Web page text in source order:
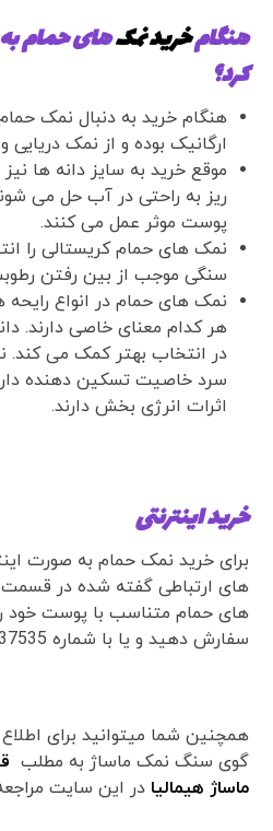
هنگامخرید نمکهای حمام به
کرد؟
هنگام خرید به دنبال نمک
ارگانیک بوده و از نمک
موقع خرید به سایز دانه ها
ریز به راحتی در آب حل می
پوست موثر عمل می کنند.
نمک های حمام کریستالی را
سنگی موجب از بین رفتن
نمک های حمام در انواع رایحه
هر کدام معنای خاصی دارند.
در انتخاب بهتر کمک می
سرد خاصیت تسکین دهنده
اثرات انرژی بخش دارند.
خرید اینترنتی
برای خرید نمک حمام به صورت
های ارتباطی گفته شده در قسمت
های حمام متناسب با پوست خود
سفارش دهید و یا با شماره 09120437535 تماس بگیرید.
همچنین شما میتوانید برای
گوی سنگ نمک ماساژ به مطلب
ماساژ هیمالیا در این سایت